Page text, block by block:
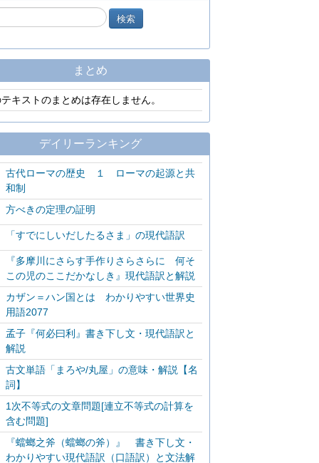
まとめ
テキストのまとめは存在しません。
デイリーランキング
古代ローマの歴史 １ ローマの起源と共
和制
方べきの定理の証明
「すでにしいだしたるさま」の現代語訳
『多摩川にさらす手作りさらさらに 何そ
この児のここだかなしき』現代語訳と解説
カザン＝ハン国とは わかりやすい世界史
用語2077
孟子『何必曰利』書き下し文・現代語訳と
解説
古文単語「まろや/丸屋」の意味・解説【名
詞】
1次不等式の文章問題[連立不等式の計算を
含む問題]
『蟷螂之斧（蟷螂の斧）』 書き下し文・
わかりやすい現代語訳（口語訳）と文法解